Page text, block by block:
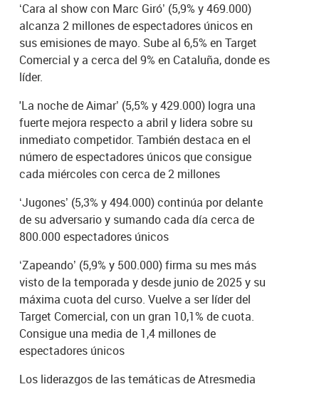
‘Cara al show con Marc Giró’ (5,9% y 469.000)
alcanza 2 millones de espectadores únicos en
sus emisiones de mayo. Sube al 6,5% en Target
Comercial y a cerca del 9% en Cataluña, donde es
líder.
'La noche de Aimar’ (5,5% y 429.000) logra una
fuerte mejora respecto a abril y lidera sobre su
inmediato competidor. También destaca en el
número de espectadores únicos que consigue
cada miércoles con cerca de 2 millones
‘Jugones’ (5,3% y 494.000) continúa por delante
de su adversario y sumando cada día cerca de
800.000 espectadores únicos
‘Zapeando’ (5,9% y 500.000) firma su mes más
visto de la temporada y desde junio de 2025 y su
máxima cuota del curso. Vuelve a ser líder del
Target Comercial, con un gran 10,1% de cuota.
Consigue una media de 1,4 millones de
espectadores únicos
Los liderazgos de las temáticas de Atresmedia